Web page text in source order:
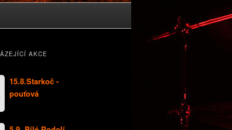
AKCE
15.8.Starkoč -
pouťová